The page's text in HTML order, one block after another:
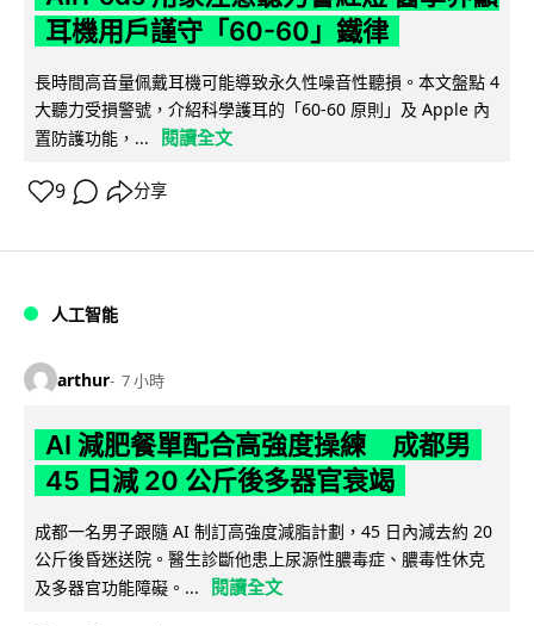
耳機用戶謹守「60-60」鐵律
長時間高音量佩戴耳機可能導致永久性噪音性聽損。本文盤點 4
大聽力受損警號，介紹科學護耳的「60-60 原則」及 Apple 內
置防護功能，...
閱讀全文
9 分享
人工智能
arthur 7 小時
AI 減肥餐單配合高強度操練 成都男
45 日減 20 公斤後多器官衰竭
成都一名男子跟隨 AI 制訂高強度減脂計劃，45 日內減去約 20
公斤後昏迷送院。醫生診斷他患上尿源性膿毒症、膿毒性休克
及多器官功能障礙。...
閱讀全文